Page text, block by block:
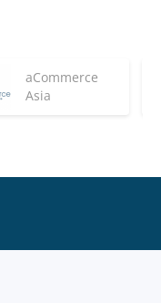
aCommerce
Asia